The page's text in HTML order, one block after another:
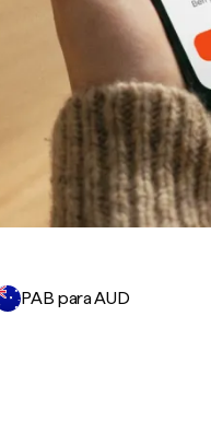
PAB para AUD